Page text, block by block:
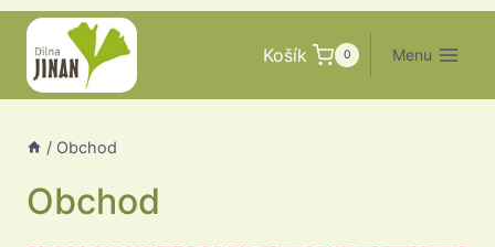
Košík 0 Menu
/ Obchod
Obchod